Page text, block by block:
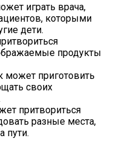
играть врача,
которыми
дети.
продукты
может приготовить
своих
притвориться
разные места,
пути.